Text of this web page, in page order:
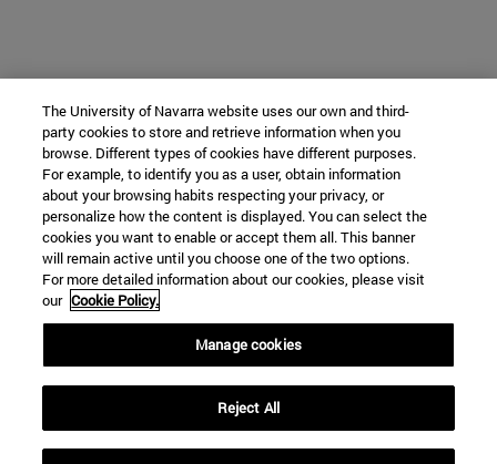
The University of Navarra website uses our own and third-
party cookies to store and retrieve information when you
browse. Different types of cookies have different purposes.
For example, to identify you as a user, obtain information
about your browsing habits respecting your privacy, or
personalize how the content is displayed. You can select the
cookies you want to enable or accept them all. This banner
will remain active until you choose one of the two options.
For more detailed information about our cookies, please visit
our Cookie Policy.
Manage cookies
Reject All